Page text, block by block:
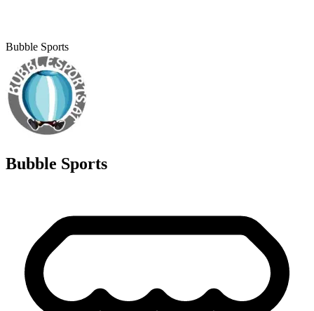
Bubble Sports
Bubble Sports